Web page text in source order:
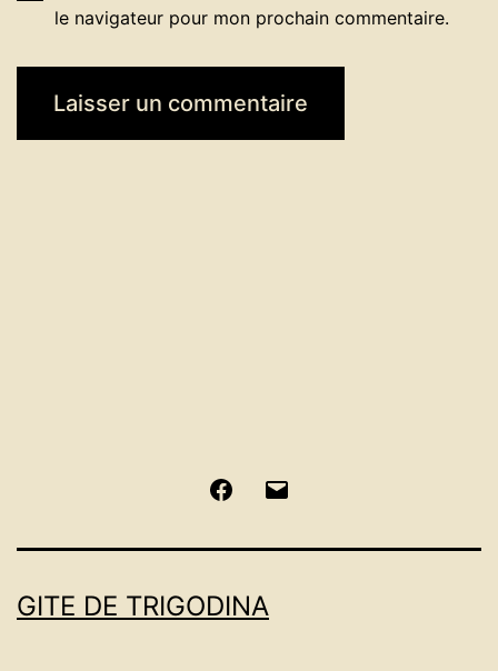
le navigateur pour mon prochain commentaire.
Facebook
GITE DE TRIGODINA